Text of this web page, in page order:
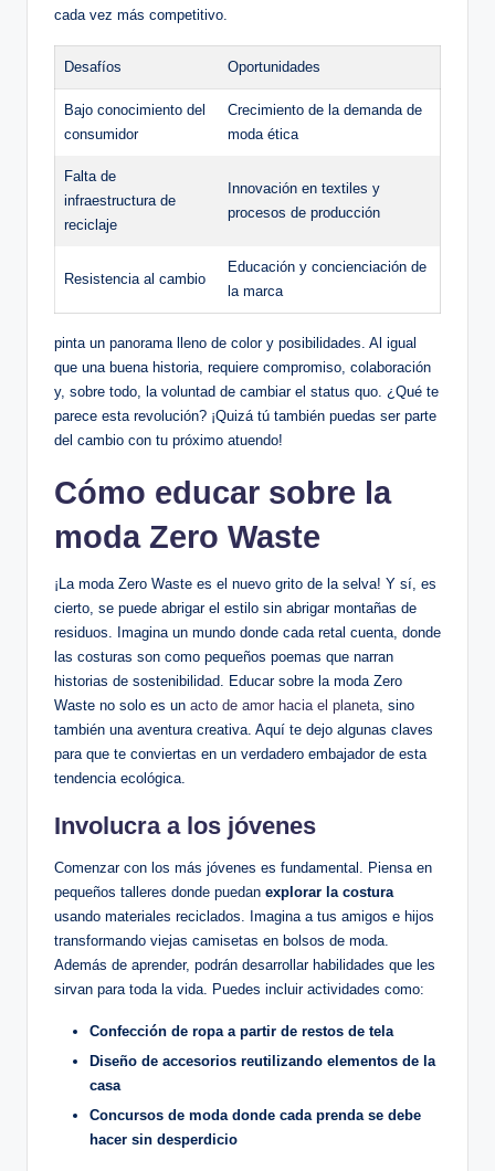
cada vez más competitivo.
Desafíos Oportunidades
Bajo conocimiento del
consumidor
Crecimiento de la demanda de
moda ética
Falta de
infraestructura de
reciclaje
Innovación en textiles y
procesos de producción
Resistencia al cambio
Educación y concienciación de
la marca
pinta un panorama lleno de color y posibilidades. Al igual
que una buena historia, requiere compromiso, colaboración
y, sobre todo, la voluntad de cambiar el status quo. ¿Qué te
parece esta revolución? ¡Quizá tú también puedas ser parte
del cambio con tu próximo atuendo!
Cómo educar sobre la
moda Zero Waste
¡La moda Zero Waste es el nuevo grito de la selva! Y sí, es
cierto, se puede abrigar el estilo sin abrigar montañas de
residuos. Imagina un mundo donde cada retal cuenta, donde
las costuras son como pequeños poemas que narran
historias de sostenibilidad. Educar sobre la moda Zero
Waste no solo es un acto de amor hacia el planeta , sino
también una aventura creativa. Aquí te dejo algunas claves
para que te conviertas en un verdadero embajador de esta
tendencia ecológica.
Involucra a los jóvenes
Comenzar con los más jóvenes es fundamental. Piensa en
pequeños talleres donde puedan explorar la costura
usando materiales reciclados. Imagina a tus amigos e hijos
transformando viejas camisetas en bolsos de moda.
Además de aprender, podrán desarrollar habilidades que les
sirvan para toda la vida. Puedes incluir actividades como:
Confección de ropa a partir de restos de tela
Diseño de accesorios reutilizando elementos de la
casa
Concursos de moda donde cada prenda se debe
hacer sin desperdicio